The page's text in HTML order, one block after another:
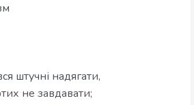
штучні надягати,
не завдавати;